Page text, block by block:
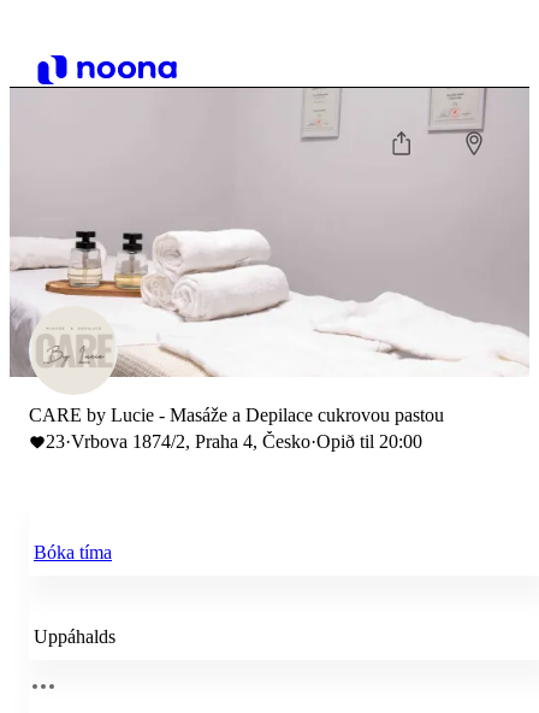
CARE by Lucie - Masáže a Depilace cukrovou pastou
23·Vrbova 1874/2, Praha 4, Česko·Opið til 20:00
Bóka tíma
Uppáhalds